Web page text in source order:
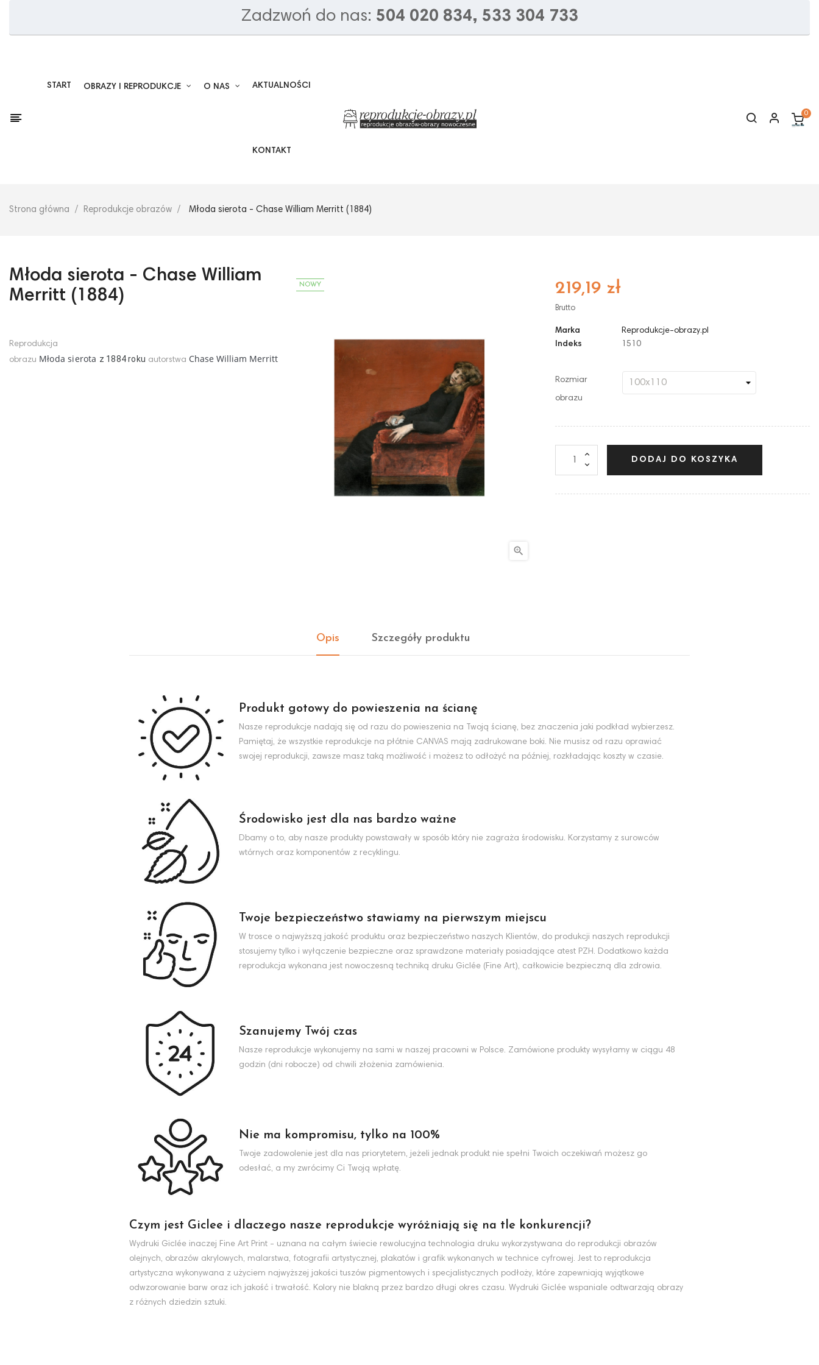
Zadzwoń do nas: 504 020 834, 533 304 733
START OBRAZY I REPRODUKCJE O NAS AKTUALNOŚCI
KONTAKT
0
Strona główna Reprodukcje obrazów Młoda sierota - Chase William Merritt (1884)
Młoda sierota - Chase William
Merritt (1884)
Reprodukcja
obrazu Młoda sierota z 1884 roku autorstwa Chase William Merritt
NOWY

219,19 zł
Brutto
Marka
Reprodukcje-obrazy.pl
Indeks
1510
Rozmiar
obrazu
DODAJ DO KOSZYKA
Opis Szczegóły produktu
Produkt gotowy do powieszenia na ścianę
Nasze reprodukcje nadają się od razu do powieszenia na Twoją ścianę, bez znaczenia jaki podkład wybierzesz.
Pamiętaj, że wszystkie reprodukcje na płótnie CANVAS mają zadrukowane boki. Nie musisz od razu oprawiać
swojej reprodukcji, zawsze masz taką możliwość i możesz to odłożyć na później, rozkładając koszty w czasie.
Środowisko jest dla nas bardzo ważne
Dbamy o to, aby nasze produkty powstawały w sposób który nie zagraża środowisku. Korzystamy z surowców
wtórnych oraz komponentów z recyklingu.
Twoje bezpieczeństwo stawiamy na pierwszym miejscu
W trosce o najwyższą jakość produktu oraz bezpieczeństwo naszych Klientów, do produkcji naszych reprodukcji
stosujemy tylko i wyłączenie bezpieczne oraz sprawdzone materiały posiadające atest PZH. Dodatkowo każda
reprodukcja wykonana jest nowoczesną techniką druku Giclée (Fine Art), całkowicie bezpieczną dla zdrowia.
Szanujemy Twój czas
Nasze reprodukcje wykonujemy na sami w naszej pracowni w Polsce. Zamówione produkty wysyłamy w ciągu 48
godzin (dni robocze) od chwili złożenia zamówienia.
Nie ma kompromisu, tylko na 100%
Twoje zadowolenie jest dla nas priorytetem, jeżeli jednak produkt nie spełni Twoich oczekiwań możesz go
odesłać, a my zwrócimy Ci Twoją wpłatę.
Czym jest Giclee i dlaczego nasze reprodukcje wyróżniają się na tle konkurencji?
Wydruki Giclée inaczej Fine Art Print - uznana na całym świecie rewolucyjna technologia druku wykorzystywana do reprodukcji obrazów
olejnych, obrazów akrylowych, malarstwa, fotografii artystycznej, plakatów i grafik wykonanych w technice cyfrowej. Jest to reprodukcja
artystyczna wykonywana z użyciem najwyższej jakości tuszów pigmentowych i specjalistycznych podłoży, które zapewniają wyjątkowe
odwzorowanie barw oraz ich jakość i trwałość. Kolory nie blakną przez bardzo długi okres czasu. Wydruki Giclée wspaniale odtwarzają obrazy
z różnych dziedzin sztuki.